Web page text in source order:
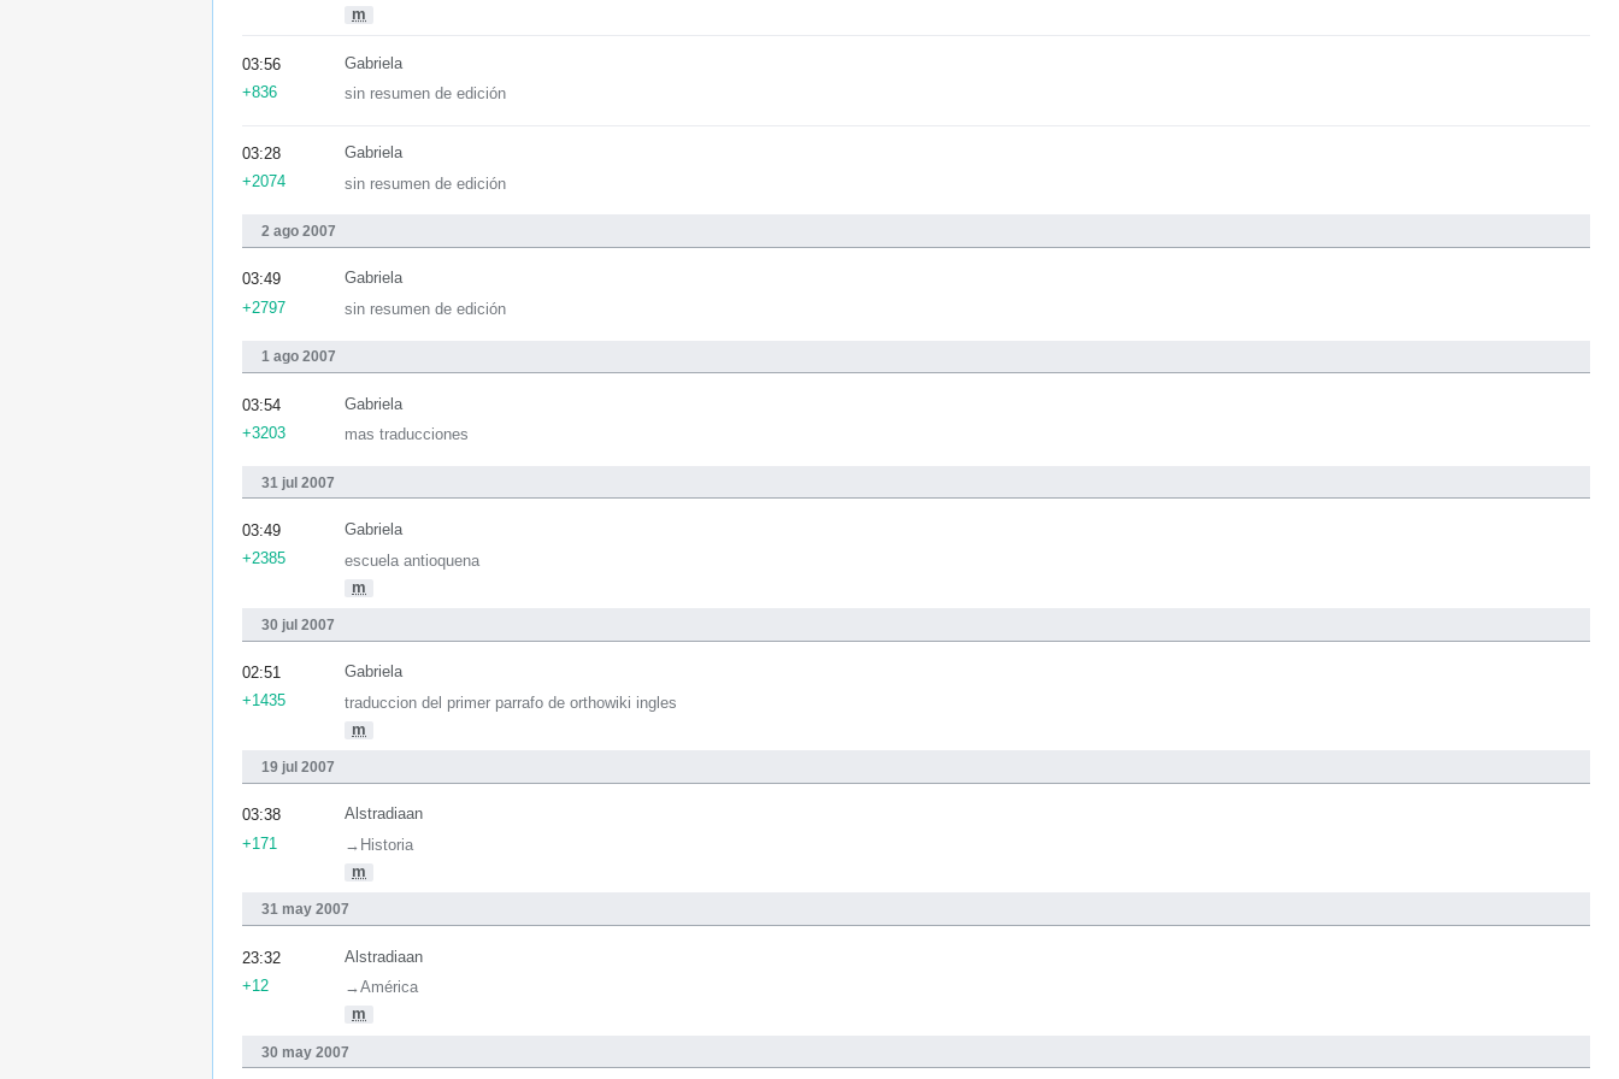
m
Gabriela
sin resumen de edición
03:56
+836
Gabriela
sin resumen de edición
03:28
+2074
2 ago 2007
Gabriela
sin resumen de edición
03:49
+2797
1 ago 2007
Gabriela
mas traducciones
03:54
+3203
31 jul 2007
Gabriela
escuela antioquena
m
03:49
+2385
30 jul 2007
Gabriela
traduccion del primer parrafo de orthowiki ingles
m
02:51
+1435
19 jul 2007
Alstradiaan
→‎Historia
m
03:38
+171
31 may 2007
Alstradiaan
→‎América
m
23:32
+12
30 may 2007